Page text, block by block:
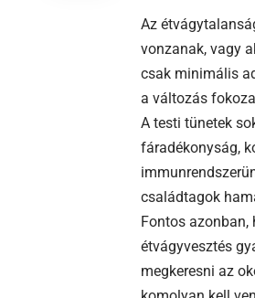
Az
vonzanak, vagy
csak minimális
a változás
A testi tünetek
fáradékonyság,
családtagok
Fontos
étvágyvesztés
megkeresni az